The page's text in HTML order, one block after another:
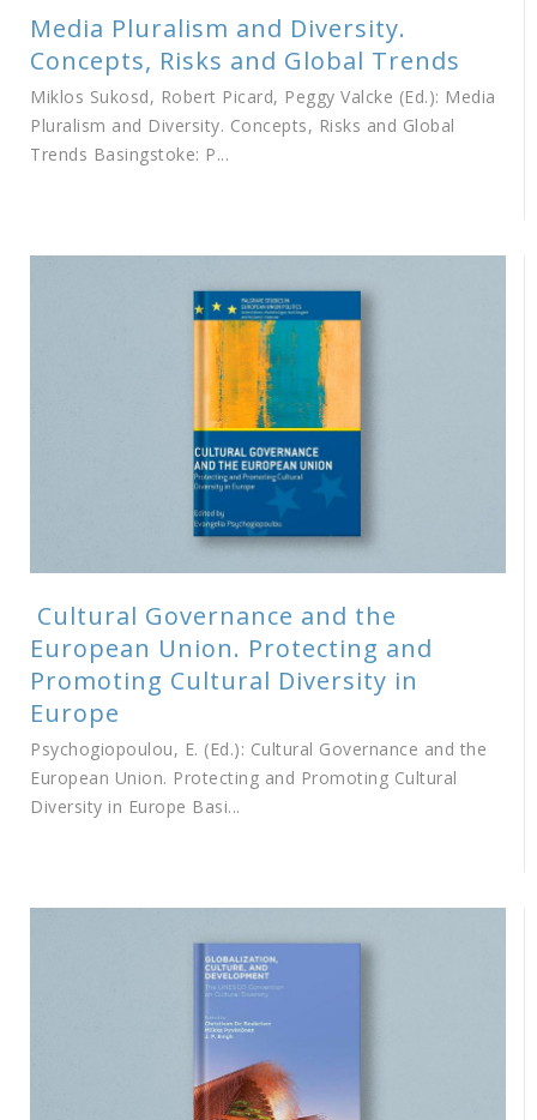
Media Pluralism and Diversity.
Concepts, Risks and Global Trends
Miklos Sukosd, Robert Picard, Peggy Valcke (Ed.): Media
Pluralism and Diversity. Concepts, Risks and Global
Trends Basingstoke: P...
Cultural Governance and the
European Union. Protecting and
Promoting Cultural Diversity in
Europe
Psychogiopoulou, E. (Ed.): Cultural Governance and the
European Union. Protecting and Promoting Cultural
Diversity in Europe Basi...